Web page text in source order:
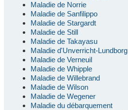
Maladie de Norrie
Maladie de Sanfilippo
Maladie de Stargardt
Maladie de Still
Maladie de Takayasu
Maladie d'Unverricht-Lundborg
Maladie de Verneuil
Maladie de Whipple
Maladie de Willebrand
Maladie de Wilson
Maladie de Wegener
Maladie du débarquement